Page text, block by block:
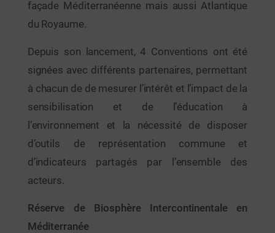
façade Méditerranéenne mais aussi Atlantique
du Royaume.
Depuis son lancement, 4 Conventions ont été
signées avec différents partenaires, permettant
à chacun de de mesurer l’intérêt et l’impact de la
sensibilisation et de l’éducation à
l’environnement et la nécessité de disposer
d’outils de représentation commune et
d’indicateurs partagés par l’ensemble des
acteurs.
Réserve de Biosphère Intercontinentale en
Méditerranée